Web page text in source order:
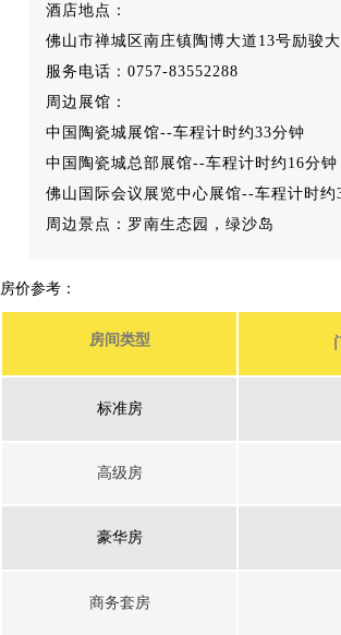
酒店地点：
佛山市禅城区南庄镇陶博大道13号励骏
服务电话：0757-83552288
周边展馆：
中国陶瓷城展馆--车程计时约33分钟
中国陶瓷城总部展馆--车程计时约16分钟
佛山国际会议展览中心展馆--车程计时约
周边景点：罗南生态园，绿沙岛
房价参考：
房间类型
标准房
高级房
豪华房
商务套房